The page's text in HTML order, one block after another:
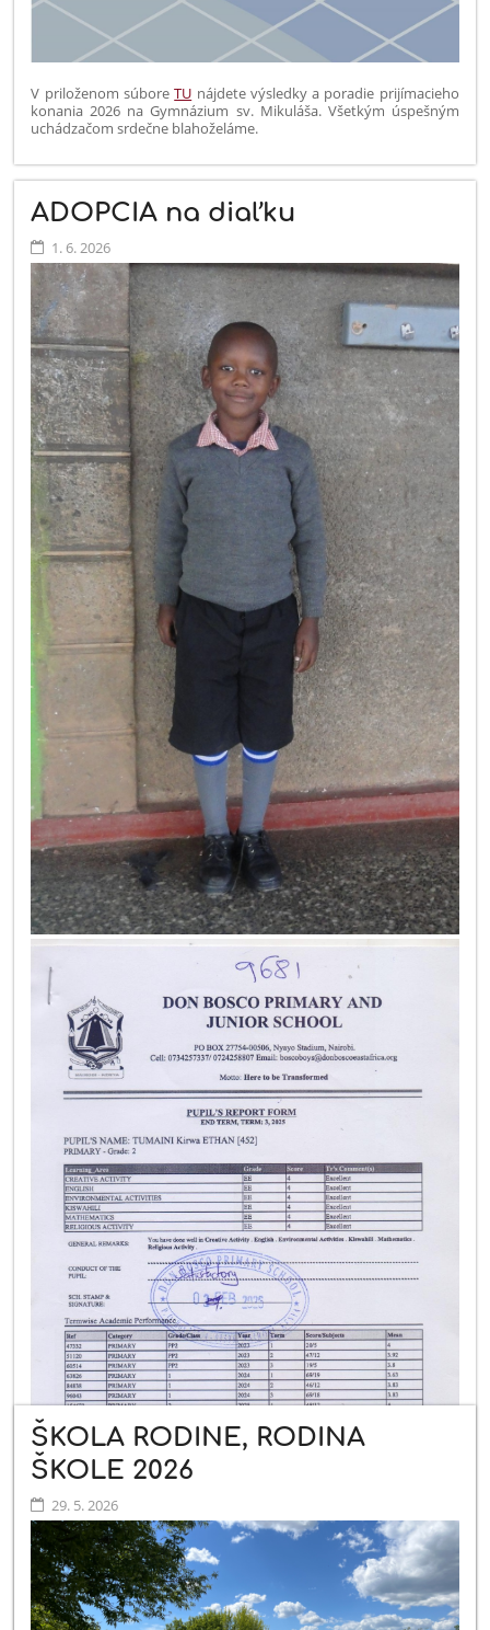
V priloženom súboreTU nájdete výsledky a poradie prijímacieho
konania 2026 na Gymnázium sv. Mikuláša. Všetkým úspešným
uchádzačom srdečne blahoželáme.
ADOPCIA na diaľku
1. 6. 2026
Aj vďaka našej spoločnej pomoci počas Misijného týždňa 2025
pre žiakov v centre Bosco Boys v Keni pokračuje. Prijali sme milý
pozdrav a poďakovanie...
ŠKOLA RODINE, RODINA
ŠKOLE 2026
29. 5. 2026